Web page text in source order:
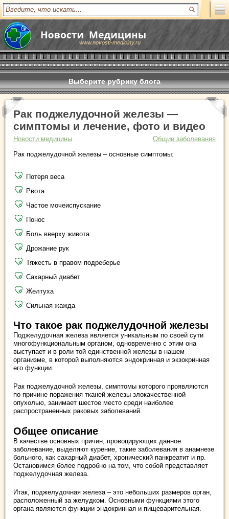
www.novosti-mediciny.ru
Выберите рубрику блога
Рак поджелудочной железы —
симптомы и лечение, фото и видео
Новости медицины
Общие заболевания
Рак поджелудочной железы – основные симптомы:
Потеря веса
Рвота
Частое мочеиспускание
Понос
Боль вверху живота
Дрожание рук
Тяжесть в правом подреберье
Сахарный диабет
Желтуха
Сильная жажда
Что такое рак поджелудочной железы
Поджелудочная железа является уникальным по своей сути
многофункциональным органом, одновременно с этим она
выступает и в роли той единственной железы в нашем
организме, в которой выполняются эндокринная и экзокринная
его функции.
Рак поджелудочной железы, симптомы которого проявляются
по причине поражения тканей железы злокачественной
опухолью, занимает шестое место среди наиболее
распространенных раковых заболеваний.
Общее описание
В качестве основных причин, провоцирующих данное
заболевание, выделяют курение, такие заболевания в анамнезе
больного, как сахарный диабет, хронический панкреатит и пр.
Остановимся более подробно на том, что собой представляет
поджелудочная железа.
Итак, поджелудочная железа – это небольших размеров орган,
расположенный за желудком. Основными функциями этого
органа являются функции эндокринная и пищеварительная.